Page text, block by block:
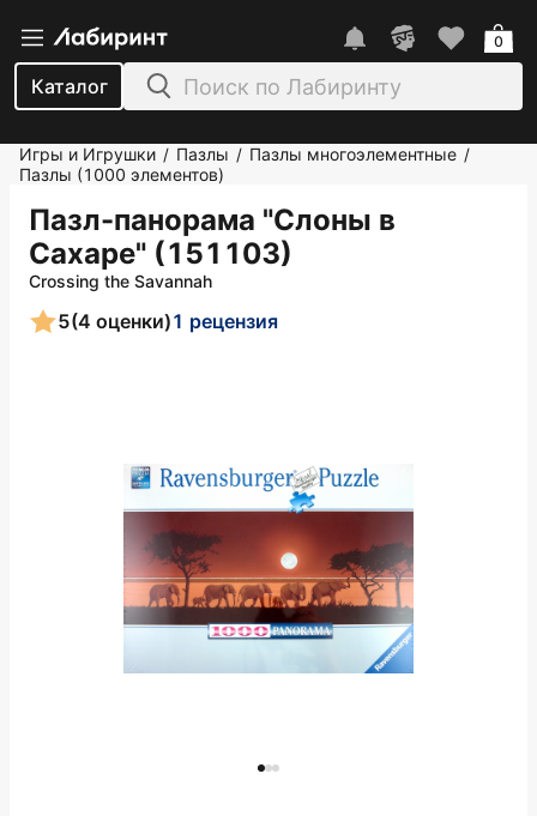
Каталог
0
Игры и Игрушки / Пазлы / Пазлы многоэлементные /
Пазлы (1000 элементов)
Пазл-панорама "Слоны в
Сахаре" (151103)
Crossing the Savannah
5(4 оценки)1 рецензия